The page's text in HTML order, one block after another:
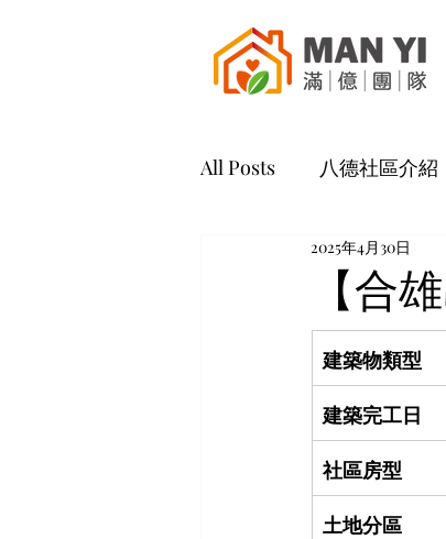
All Posts 八德社區介紹
【合
2025年4月30日
建築物類型
建築完工日
社區房型
土地分區